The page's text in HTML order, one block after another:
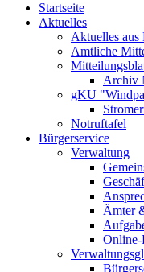
Startseite
Aktuelles
Aktuelles aus
Amtliche
Archiv
gKU
Notruftafel
Bürgerservice
Verwaltung
Ämter
Online-